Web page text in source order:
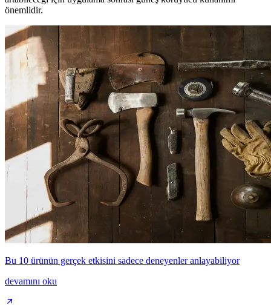
önemlidir.
Bu 10 ürünün gerçek etkisini sadece deneyenler anlayabiliyor
devamını oku